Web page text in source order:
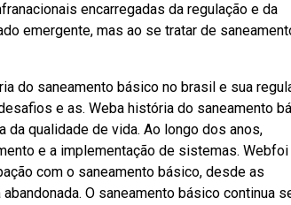
encarregadas da regulação e da
emergente, mas ao se tratar de
do saneamento básico no brasil e sua
e as. Weba história do saneamento
qualidade de vida. Ao longo dos anos,
e a implementação de sistemas. Webfoi
com o saneamento básico, desde as
O saneamento básico continua